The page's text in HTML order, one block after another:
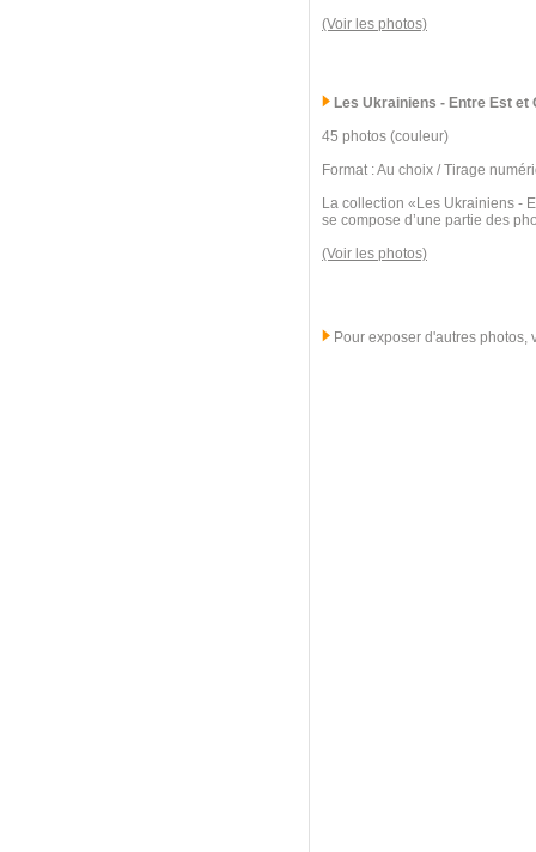
(Voir les photos)
Les Ukrainiens - Entre Est et
45 photos (couleur)
Format : Au choix / Tirage
La collection «Les Ukrainiens -
se compose d’une partie des
(Voir les photos)
Pour exposer d'autres photos,